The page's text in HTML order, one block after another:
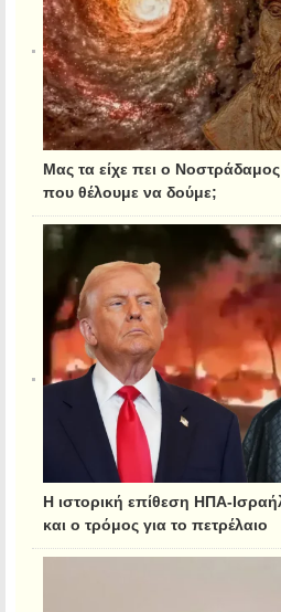
Μας τα είχε πει ο
που θέλουμε να δούμε;
Η ιστορική επίθεση ΗΠΑ-
και ο τρόμος για το πετρέλαιο